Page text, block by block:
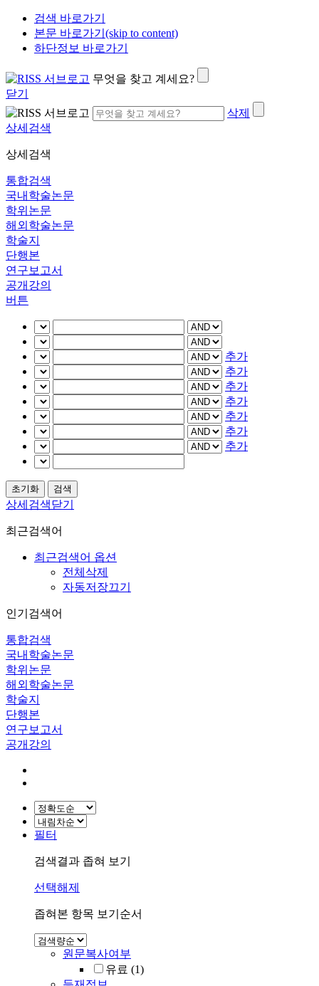
검색 바로가기
본문 바로가기(skip to content)
하단정보 바로가기
무엇을 찾고 계세요?
닫기
삭제
상세검색
상세검색
통합검색
국내학술논문
학위논문
해외학술논문
학술지
단행본
연구보고서
공개강의
버튼
추가
추가
추가
추가
추가
추가
추가
상세검색닫기
최근검색어
최근검색어 옵션
전체삭제
자동저장끄기
인기검색어
통합검색
국내학술논문
학위논문
해외학술논문
학술지
단행본
연구보고서
공개강의
필터
검색결과 좁혀 보기
선택해제
좁혀본 항목 보기순서
원문복사여부
유료 (1)